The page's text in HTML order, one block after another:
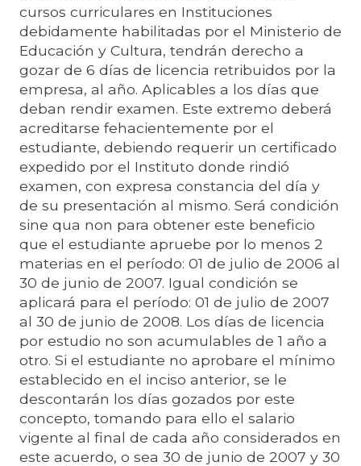
cursos curriculares en Instituciones
debidamente habilitadas por el Ministerio de
Educación y Cultura, tendrán derecho a
gozar de 6 días de licencia retribuidos por la
empresa, al año. Aplicables a los días que
deban rendir examen. Este extremo deberá
acreditarse fehacientemente por el
estudiante, debiendo requerir un certificado
expedido por el Instituto donde rindió
examen, con expresa constancia del día y
de su presentación al mismo. Será condición
sine qua non para obtener este beneficio
que el estudiante apruebe por lo menos 2
materias en el período: 01 de julio de 2006 al
30 de junio de 2007. Igual condición se
aplicará para el período: 01 de julio de 2007
al 30 de junio de 2008. Los días de licencia
por estudio no son acumulables de 1 año a
otro. Si el estudiante no aprobare el mínimo
establecido en el inciso anterior, se le
descontarán los días gozados por este
concepto, tomando para ello el salario
vigente al final de cada año considerados en
este acuerdo, o sea 30 de junio de 2007 y 30